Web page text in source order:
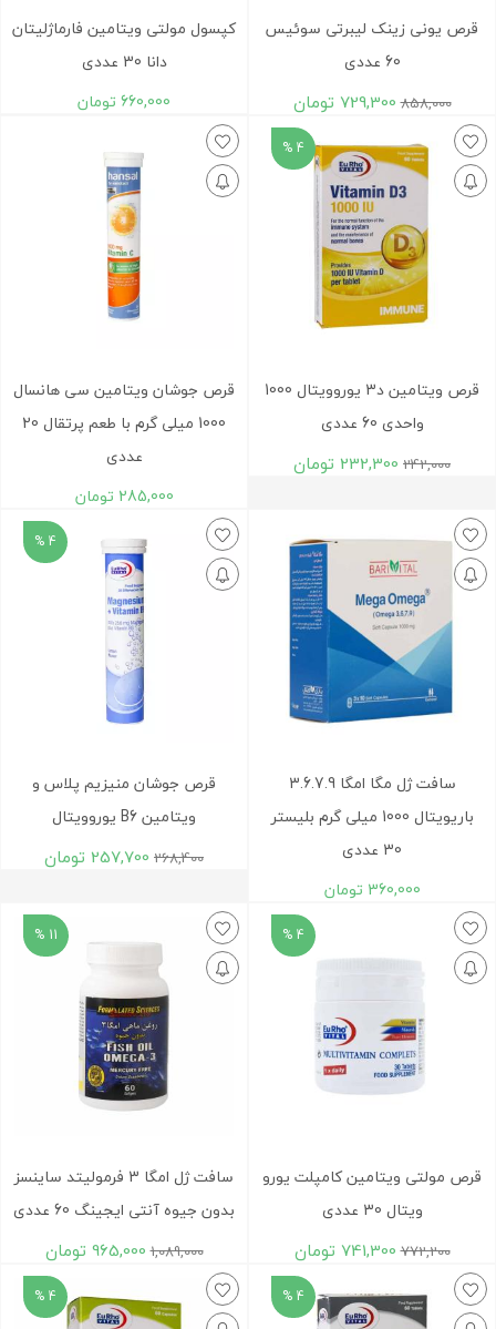
قرص یونی زینک لیبرتی سوئیس
60 عددی
858,000
729,300 تومان
کپسول مولتی ویتامین فارماژلیتان
دانا 30 عددی
660,000 تومان
4 %
قرص ویتامین د3 یوروویتال 1000
واحدی 60 عددی
242,000
232,300 تومان
قرص جوشان ویتامین سی هانسال
1000 میلی گرم با طعم پرتقال 20
عددی
285,000 تومان
سافت ژل مگا امگا 3.6.7.9
باریویتال 1000 میلی گرم بلیستر
30 عددی
360,000 تومان
4 %
قرص جوشان منیزیم پلاس و
ویتامین B6 یوروویتال
268,400
257,700 تومان
4 %
قرص مولتی ویتامین کامپلت یورو
ویتال 30 عددی
772,200
741,300 تومان
11 %
سافت ژل امگا 3 فرمولیتد ساینسز
بدون جیوه آنتی ایجینگ 60 عددی
1,089,000
965,000 تومان
4 %
4 %